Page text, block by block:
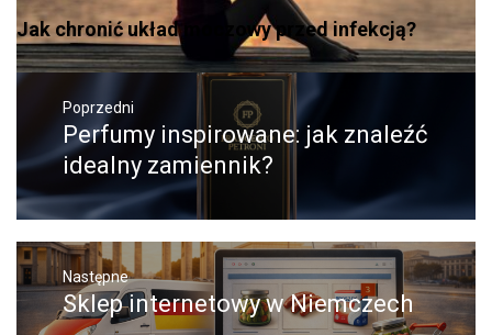
Jak chronić układ moczowy przed infekcją?
Nawigacja
wpisuPoprzedni
Poprzedni
wpis:
Perfumy inspirowane: jak znaleźć
idealny zamiennik?
Następne
Następny
post:
Sklep internetowy w Niemczech